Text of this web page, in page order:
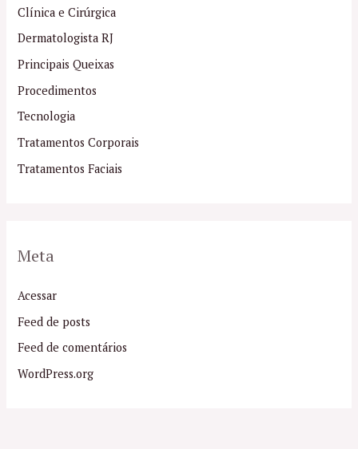
Clínica e Cirúrgica
Dermatologista RJ
Principais Queixas
Procedimentos
Tecnologia
Tratamentos Corporais
Tratamentos Faciais
Meta
Acessar
Feed de posts
Feed de comentários
WordPress.org